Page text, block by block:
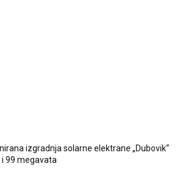
izgradnja solarne elektrane „Dubovik“
99 megavata